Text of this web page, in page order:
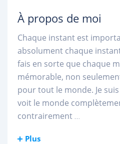
À propos de moi
Chaque instant est
absolument chaque
fais en sorte que chaque
mémorable, non
pour tout le monde. Je
voit le monde
contrairement...
Plus